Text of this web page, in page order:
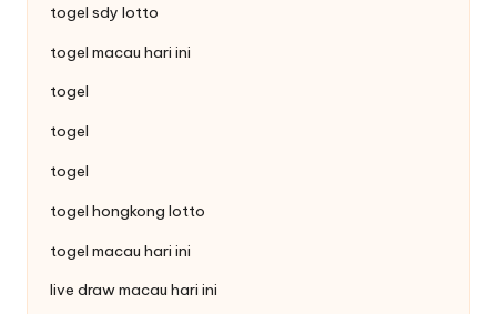
togel sdy lotto
togel macau hari ini
togel
togel
togel
togel hongkong lotto
togel macau hari ini
live draw macau hari ini